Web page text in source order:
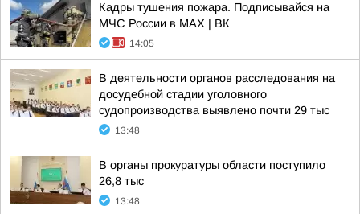
Кадры тушения пожара. Подписывайся на
МЧС России в MAX | ВК
14:05
В деятельности органов расследования на
досудебной стадии уголовного
судопроизводства выявлено почти 29 тыс
13:48
В органы прокуратуры области поступило
26,8 тыс
13:48